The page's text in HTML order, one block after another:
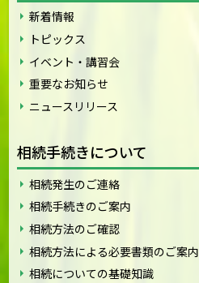
新着情報
トピックス
イベント・講習会
重要なお知らせ
ニュースリリース
相続手続きについて
相続発生のご連絡
相続手続きのご案内
相続方法のご確認
相続方法による必要書類のご案内
相続についての基礎知識